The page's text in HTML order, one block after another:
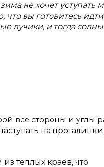
не хочет уступать
что вы готовитесь
лучики, и тогда
все стороны и углы
на проталинки,
теплых краев, что